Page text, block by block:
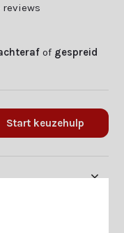
reviews
of gespreid
Start keuzehulp